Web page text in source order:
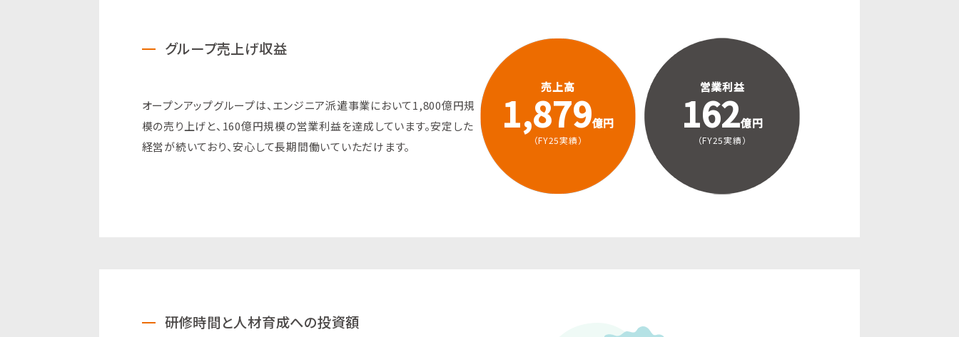
グループ売上げ収益
オープンアップグループは、エンジニア派遣事業において1,800億円規
模の売り上げと、160億円規模の営業利益を達成しています。安定した
経営が続いており、安心して長期間働いていただけます。
売上高
1,879億円
（FY25実績）
営業利益
162億円
（FY25実績）
研修時間と人材育成への投資額